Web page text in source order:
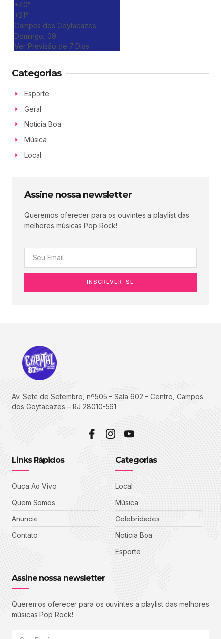
+40°
+21°
Campos dos Goytacazes
Domingo, 09
Ver Previsão de 7 Dias
Categorias
Esporte
Geral
Notícia Boa
Música
Local
Assine nossa newsletter
Queremos oferecer para os ouvintes a playlist das
melhores músicas Pop Rock!
INSCREVER-SE
Av. Sete de Setembro, nº505 – Sala 602 – Centro, Campos
dos Goytacazes – RJ 28010-561
Links Rápidos
Ouça Ao Vivo
Quem Somos
Anuncie
Contato
Categorias
Local
Música
Celebridades
Notícia Boa
Esporte
Assine nossa newsletter
Queremos oferecer para os ouvintes a playlist das melhores
músicas Pop Rock!